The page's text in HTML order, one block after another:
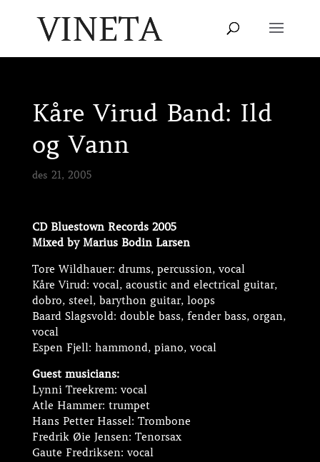
Kåre Virud Band: Ild
og Vann
des 21, 2005
CD Bluestown Records 2005
Mixed by Marius Bodin Larsen
Tore Wildhauer: drums, percussion, vocal
Kåre Virud: vocal, acoustic and electrical guitar,
dobro, steel, barython guitar, loops
Baard Slagsvold: double bass, fender bass, organ,
vocal
Espen Fjell: hammond, piano, vocal
Guest musicians:
Lynni Treekrem: vocal
Atle Hammer: trumpet
Hans Petter Hassel: Trombone
Fredrik Øie Jensen: Tenorsax
Gaute Fredriksen: vocal